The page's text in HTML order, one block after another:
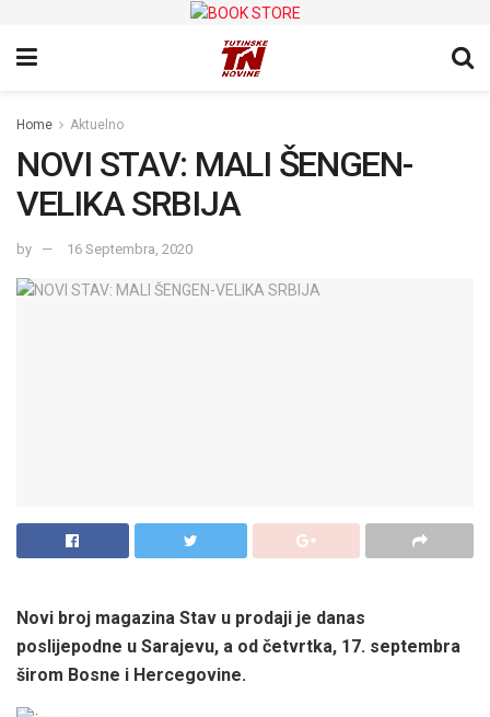
Home Aktuelno
NOVI STAV: MALI ŠENGEN-
VELIKA SRBIJA
by 16 Septembra, 2020
Novi broj magazina Stav u prodaji je danas
poslijepodne u Sarajevu, a od četvrtka, 17. septembra
širom Bosne i Hercegovine.